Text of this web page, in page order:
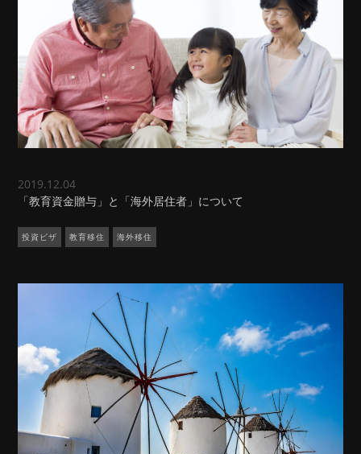
2019.12.04
「教育資金贈与」と「海外居住者」について
投資ビザ 教育移住 海外移住